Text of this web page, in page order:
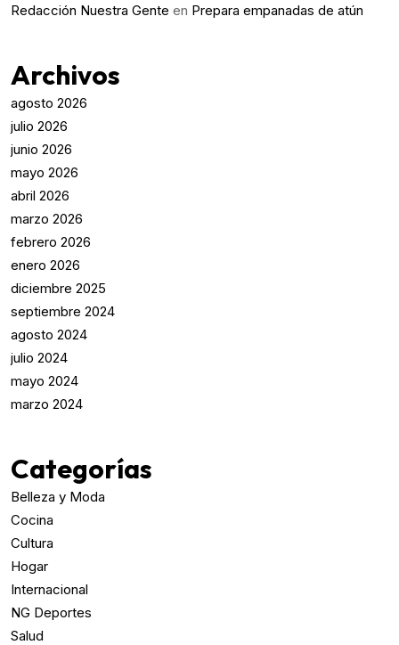
Redacción Nuestra Gente en Prepara empanadas de atún
Archivos
agosto 2026
julio 2026
junio 2026
mayo 2026
abril 2026
marzo 2026
febrero 2026
enero 2026
diciembre 2025
septiembre 2024
agosto 2024
julio 2024
mayo 2024
marzo 2024
Categorías
Belleza y Moda
Cocina
Cultura
Hogar
Internacional
NG Deportes
Salud